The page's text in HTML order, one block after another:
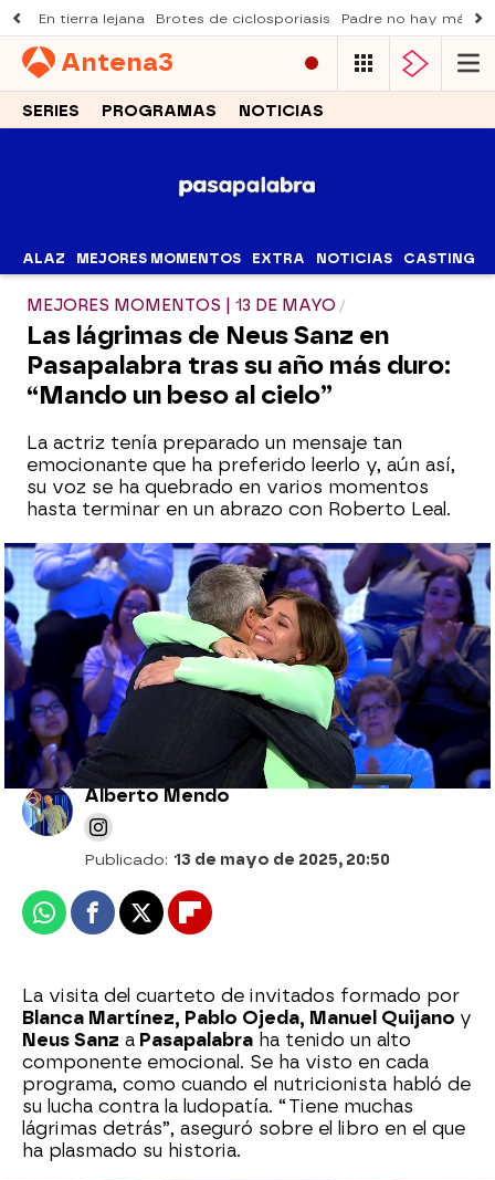
En tierra lejana Brotes de ciclosporiasis Padre no hay más
Antena3
SERIES PROGRAMAS NOTICIAS
ALAZ MEJORES MOMENTOS EXTRA NOTICIAS CASTING
MEJORES MOMENTOS | 13 DE MAYO
Las lágrimas de Neus Sanz en
Pasapalabra tras su año más duro:
“Mando un beso al cielo”
La actriz tenía preparado un mensaje tan
emocionante que ha preferido leerlo y, aún así,
su voz se ha quebrado en varios momentos
hasta terminar en un abrazo con Roberto Leal.
Rosa arrasa con 23 aciertos en la primera
vuelta de El Rosco: ¿cómo reaccionará
Manu?
Alberto Mendo
Publicado: 13 de mayo de 2025, 20:50
WhatsappFacebook
X Flipboard
La visita del cuarteto de invitados formado por
Blanca Martínez, Pablo Ojeda, Manuel Quijano y
Neus Sanz a Pasapalabra ha tenido un alto
componente emocional. Se ha visto en cada
programa, como cuando el nutricionista habló de
su lucha contra la ludopatía. “Tiene muchas
lágrimas detrás”, aseguró sobre el libro en el que
ha plasmado su historia.